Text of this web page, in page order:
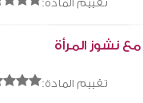
تقييم المادة:
نشوز المرأة
تقييم المادة: